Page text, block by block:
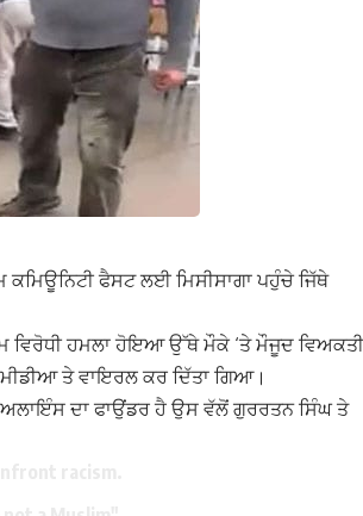
ਫੈਸਟ ਲਈ ਮਿਸੀਸਾਗਾ ਪਹੁੰਚੇ ਜਿੱਥੇ
ਵਿਰੋਧੀ ਹਮਲਾ ਹੋਇਆ ਉੱਥੇ ਮੌਕੇ ‘ਤੇ ਮੌਜੂਦ ਵਿਅਕਤੀ
ਤੇ ਵਾਇਰਲ ਕਰ ਦਿੱਤਾ ਗਿਆ।
ਅਲਾਇੰਸ ਦਾ ਫਾਉਂਡਰ ਹੈ ਉਸ ਵੱਲੋਂ ਗੁਰਰਤਨ ਸਿੰਘ ਤੇ